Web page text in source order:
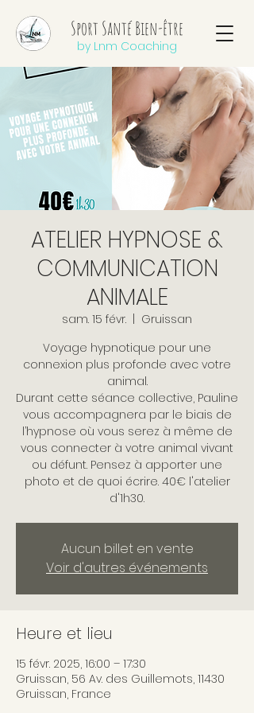
Sport Santé Bien-être
by Lnm Coaching
ATELIER HYPNOSE &
COMMUNICATION
ANIMALE
sam. 15 févr.
Gruissan
Voyage hypnotique pour une
connexion plus profonde avec votre
animal.
Durant cette séance collective, Pauline
vous accompagnera par le biais de
l’hypnose où vous serez à même de
vous connecter à votre animal vivant
ou défunt. Pensez à apporter une
photo et de quoi écrire. 40€ l'atelier
d'1h30.
Aucun billet en vente
Voir d'autres événements
Heure et lieu
15 févr. 2025, 16:00 – 17:30
Gruissan, 56 Av. des Guillemots, 11430
Gruissan, France